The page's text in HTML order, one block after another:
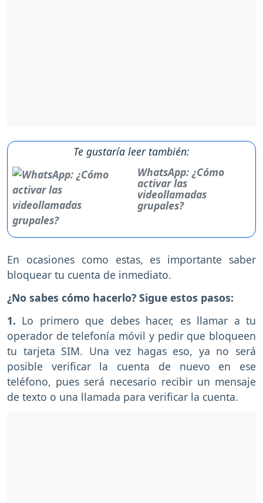
Te gustaría leer también:
WhatsApp: ¿Cómo
activar las
videollamadas
grupales?
En ocasiones como estas, es importante saber
bloquear tu cuenta de inmediato.
¿No sabes cómo hacerlo? Sigue estos pasos:
1. Lo primero que debes hacer, es llamar a tu
operador de telefonía móvil y pedir que bloqueen
tu tarjeta SIM. Una vez hagas eso, ya no será
posible verificar la cuenta de nuevo en ese
teléfono, pues será necesario recibir un mensaje
de texto o una llamada para verificar la cuenta.